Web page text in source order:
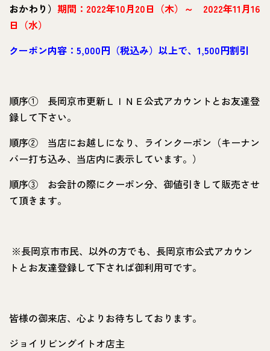
おかわり） 期間：2022年10月20日（木）～ 2022年11月16
日（水）
クーポン内容：5,000円（税込み）以上で、1,500円割引
順序① 長岡京市更新ＬＩＮＥ公式アカウントとお友達登
録して下さい。
順序② 当店にお越しになり、ラインクーポン（キーナン
バー打ち込み、当店内に表示しています。）
順序③ お会計の際にクーポン分、御値引きして販売させ
て頂きます。
※長岡京市市民、以外の方でも、長岡京市公式アカウン
トとお友達登録して下されば御利用可です。
皆様の御来店、心よりお待ちしております。
ジョイリビングイトオ店主